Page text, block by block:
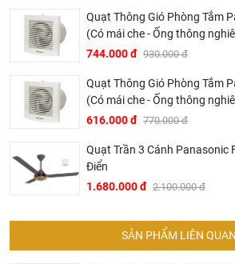
mà khách hàng nhận được. Bời vì
trở thành tri kỷ của ngôi nhà bạn.
Quạt Thông Gió Phòng Tắm
(Có mái che - Ống thông
744.000 đ 930.000 đ
Quạt Thông Gió Phòng Tắm
(Có mái che - Ống thông
616.000 đ 770.000 đ
Quạt Trần 3 Cánh Panasonic
Điển
1.680.000 đ 2.100.000 đ
SẢN PHẨM LIÊN QUAN